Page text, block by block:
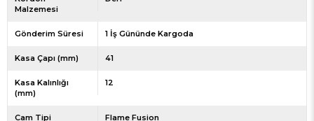
Malzemesi
Gönderim Süresi 1 İş Gününde Kargoda
Kasa Çapı (mm) 41
Kasa Kalınlığı
(mm)
12
Cam Tipi Flame Fusion